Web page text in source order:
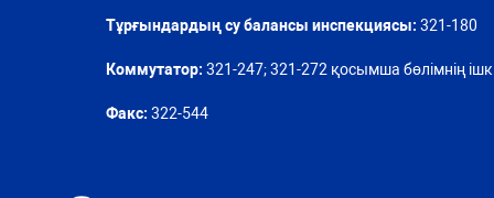
Тұрғындардың су балансы инспекциясы: 321-180
Коммутатор: 321-247; 321-272 қосымша бөлімнің ішкі
Факс: 322-544